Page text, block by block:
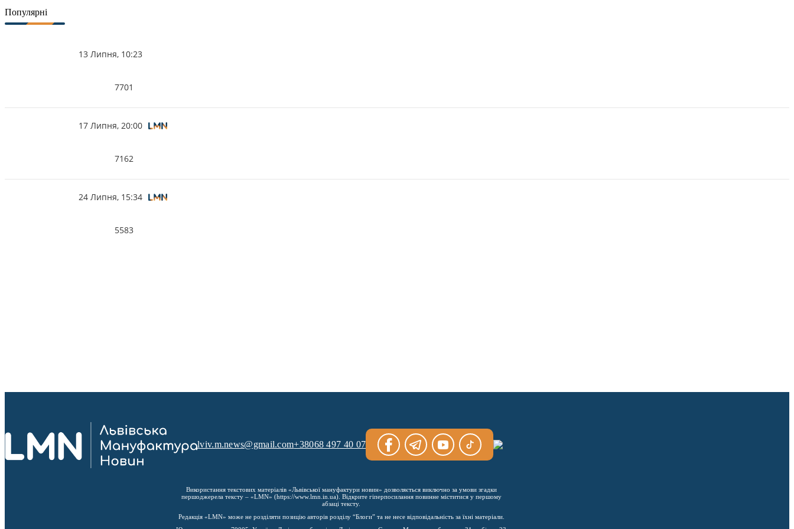
Популярні
13 Липня, 10:23
7701
17 Липня, 20:00
7162
24 Липня, 15:34
5583
lviv.m.news@gmail.com+38068 497 40 07
Використання текстових матеріалів «Львівської мануфактури новин» дозволяється виключно за умови згадки
першоджерела тексту – «LMN» (https://www.lmn.in.ua). Відкрите гіперпосилання повинне міститися у першому
абзаці тексту.
Редакція «LMN» може не розділяти позицію авторів розділу “Блоги” та не несе відповідальність за їхні матеріали.